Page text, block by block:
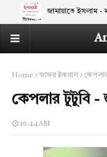
জামায়াতে ইসলাম
Home জাফর ইকবাল
কেপলার টূটুবি -
10:44 AM